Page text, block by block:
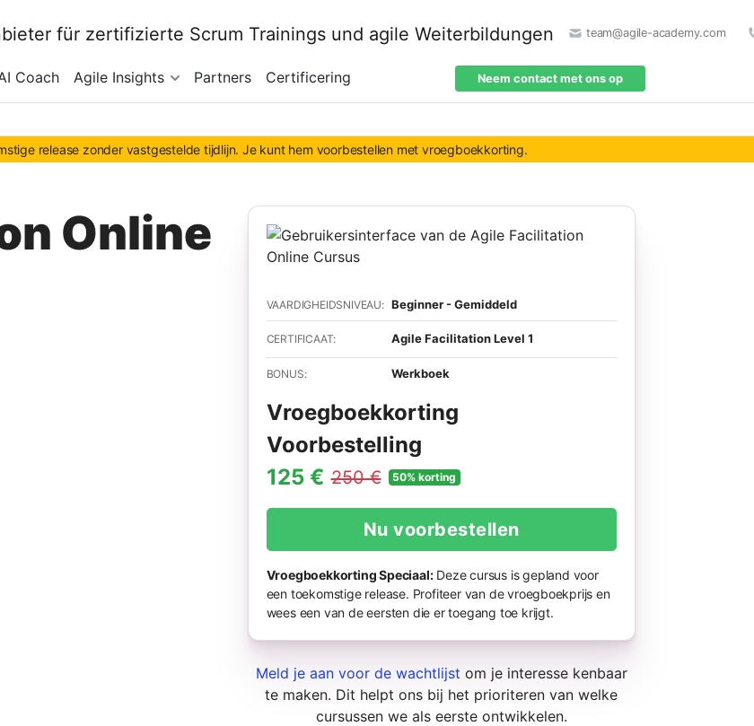
team@agile-academy.com
Coach Agile Insights Partners Certificering Neem contact met ons op
release zonder vastgestelde tijdlijn. Je kunt hem voorbestellen met vroegboekkorting.
VAARDIGHEIDSNIVEAU: Beginner - Gemiddeld
CERTIFICAAT: Agile Facilitation Level 1
BONUS: Werkboek
Vroegboekkorting
Voorbestelling
125 € 250 € 50% korting
Nu voorbestellen
Vroegboekkorting Speciaal:Deze cursus is gepland voor
een toekomstige release. Profiteer van de vroegboekprijs en
wees een van de eersten die er toegang toe krijgt.
Meld je aan voor de wachtlijst om je interesse kenbaar
te maken. Dit helpt ons bij het prioriteren van welke
cursussen we als eerste ontwikkelen.
Online